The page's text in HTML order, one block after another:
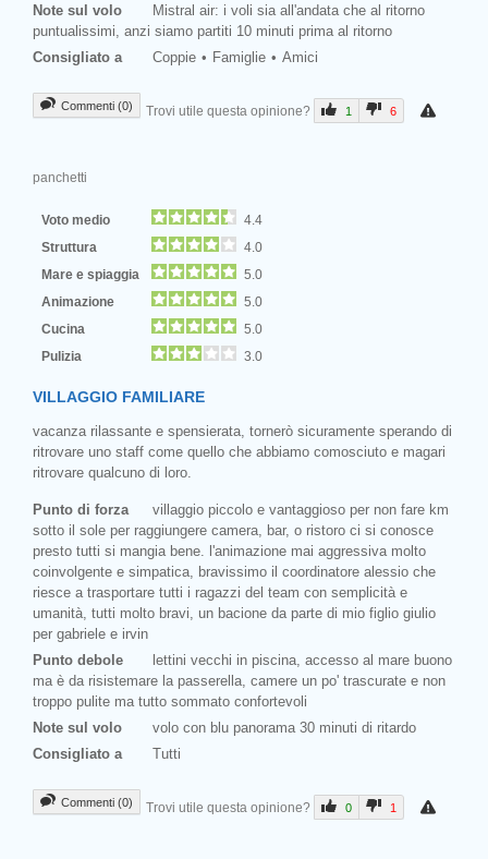
Note sul volo
Mistral air: i voli sia all'andata che al ritorno
puntualissimi, anzi siamo partiti 10 minuti prima al ritorno
Consigliato a
Coppie Famiglie Amici
Commenti (0) Trovi utile questa opinione? 1 6
panchetti
Voto medio
4.4
Struttura
4.0
Mare e spiaggia
5.0
Animazione
5.0
Cucina
5.0
Pulizia
3.0
VILLAGGIO FAMILIARE
vacanza rilassante e spensierata, tornerò sicuramente sperando di
ritrovare uno staff come quello che abbiamo comosciuto e magari
ritrovare qualcuno di loro.
Punto di forza
villaggio piccolo e vantaggioso per non fare km
sotto il sole per raggiungere camera, bar, o ristoro ci si conosce
presto tutti si mangia bene. l'animazione mai aggressiva molto
coinvolgente e simpatica, bravissimo il coordinatore alessio che
riesce a trasportare tutti i ragazzi del team con semplicità e
umanità, tutti molto bravi, un bacione da parte di mio figlio giulio
per gabriele e irvin
Punto debole
lettini vecchi in piscina, accesso al mare buono
ma è da risistemare la passerella, camere un po' trascurate e non
troppo pulite ma tutto sommato confortevoli
Note sul volo
volo con blu panorama 30 minuti di ritardo
Consigliato a
Tutti
Commenti (0) Trovi utile questa opinione? 0 1